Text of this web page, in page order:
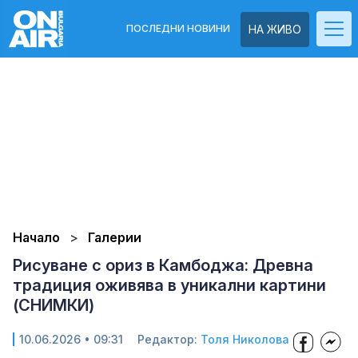
НА ЖИВО
ПОСЛЕДНИ НОВИНИ
Начало Галерии
Рисуване с ориз в Камбоджа: Древна
традиция оживява в уникални картини
(СНИМКИ)
10.06.2026 • 09:31 Редактор: Толя Николова